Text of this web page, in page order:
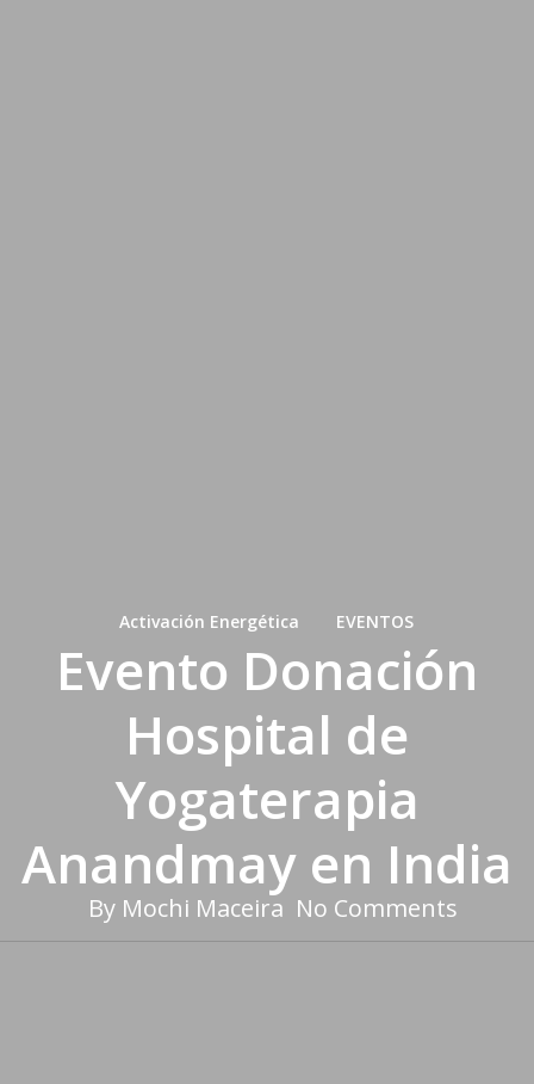
Activación Energética EVENTOS
Evento Donación
Hospital de
Yogaterapia
Anandmay en India
By Mochi Maceira No Comments